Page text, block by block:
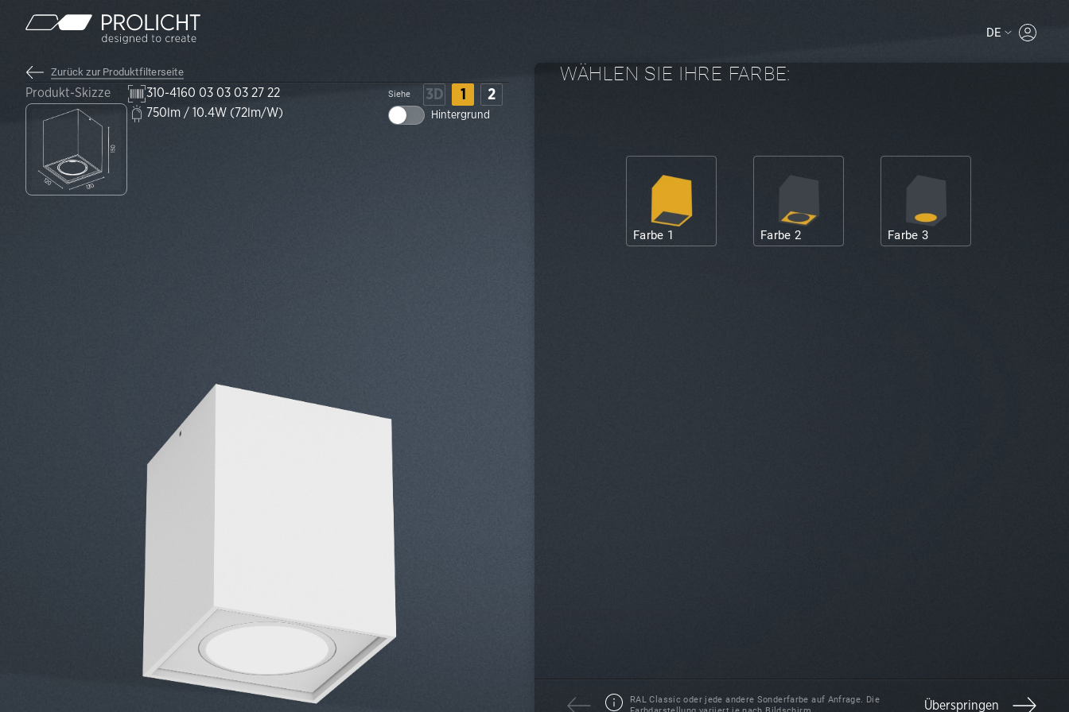
Inhalt DE
Zurück zur Produktfilterseite
Produkt-Skizze
310-4160 03 03 03 27 22
750lm / 10.4W (72lm/W)
Siehe 3D 1 2
Hintergrund
WÄHLEN SIE IHRE FARBE:
Farbe 1 Farbe 2 Farbe 3
RAL Classic oder jede andere Sonderfarbe auf Anfrage. Die
Überspringen